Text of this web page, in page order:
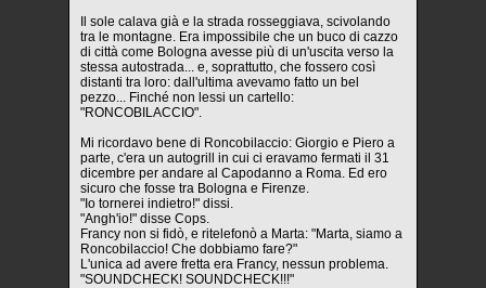
Il sole calava già e la strada rosseggiava, scivolando
tra le montagne. Era impossibile che un buco di cazzo
di città come Bologna avesse più di un'uscita verso la
stessa autostrada... e, soprattutto, che fossero così
distanti tra loro: dall'ultima avevamo fatto un bel
pezzo... Finché non lessi un cartello:
"RONCOBILACCIO".
Mi ricordavo bene di Roncobilaccio: Giorgio e Piero a
parte, c'era un autogrill in cui ci eravamo fermati il 31
dicembre per andare al Capodanno a Roma. Ed ero
sicuro che fosse tra Bologna e Firenze.
"Io tornerei indietro!" dissi.
"Angh'io!" disse Cops.
Francy non si fidò, e ritelefonò a Marta: "Marta, siamo a
Roncobilaccio! Che dobbiamo fare?"
L'unica ad avere fretta era Francy, nessun problema.
"SOUNDCHECK! SOUNDCHECK!!!"